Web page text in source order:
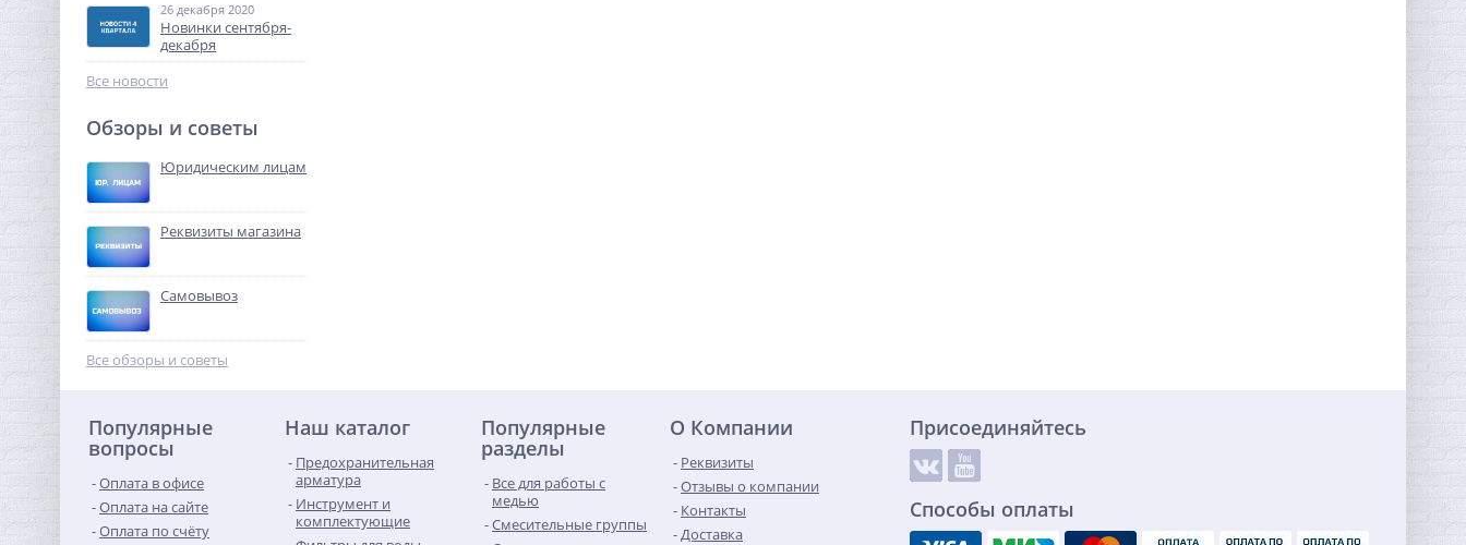
Ниппель редукция 1" x 1/2"
(НР) никель UNI-FITT
291,20
Тройник резьбовой (ВР)
3/4" никель UNI-FITT
1 208,00 руб.
-68%
26 декабря 2020
Новинки сентября-
декабря
Все новости
Обзоры и советы
Юридическим лицам
Реквизиты магазина
Самовывоз
Все обзоры и советы
Популярные
вопросы
Оплата в офисе
Оплата на сайте
Оплата по счёту
Наш каталог
Предохранительная
арматура
Инструмент и
комплектующие
Популярные
разделы
Все для работы с
медью
Смесительные группы
О Компании
Реквизиты
Отзывы о компании
Контакты
Доставка
Присоединяйтесь
Способы оплаты